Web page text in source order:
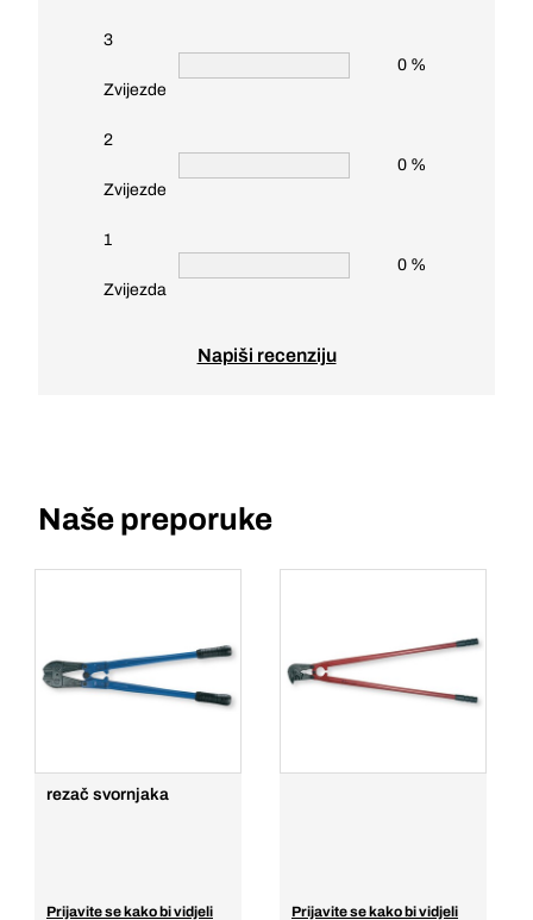
3
Zvijezde
0 %
2
Zvijezde
0 %
1
Zvijezda
0 %
Napiši recenziju
Naše preporuke
rezač svornjaka
Prijavite se kako bi vidjeli
Prijavite se kako bi vidjeli